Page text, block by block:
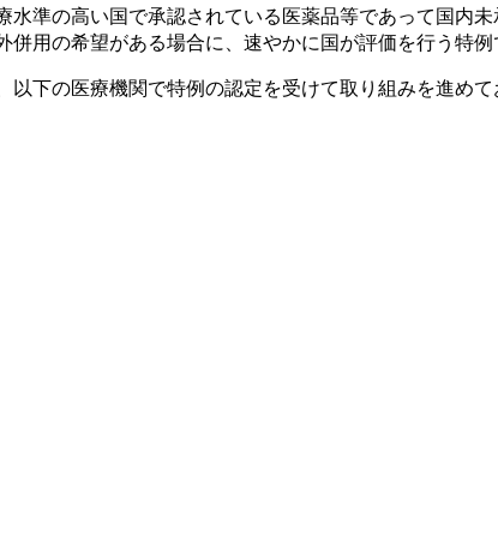
準の高い国で承認されている医薬品等であって国内
用の希望がある場合に、速やかに国が評価を行う特例
下の医療機関で特例の認定を受けて取り組みを進めて